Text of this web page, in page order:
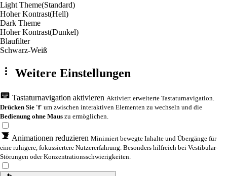
Light Theme(Standard)
Hoher Kontrast(Hell)
Dark Theme
Hoher Kontrast(Dunkel)
Blaufilter
Schwarz-Weiß
Weitere Einstellungen
Tastaturnavigation aktivieren Aktiviert erweiterte Tastaturnavigation.
Drücken Sie 'f' um zwischen interaktiven Elementen zu wechseln und die
Bedienung ohne Maus zu ermöglichen.
Animationen reduzieren Minimiert bewegte Inhalte und Übergänge für
eine ruhigere, fokussiertere Nutzererfahrung. Besonders hilfreich bei Vestibular-
Störungen oder Konzentrationsschwierigkeiten.